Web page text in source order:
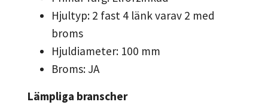
Hjultyp: 2 fast 4 länk varav 2 med
broms
Hjuldiameter: 100 mm
Broms: JA
Lämpliga branscher